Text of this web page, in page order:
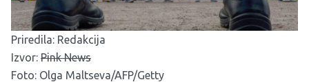
Priredila: Redakcija
Izvor: Pink News
Foto: Olga Maltseva/AFP/Getty